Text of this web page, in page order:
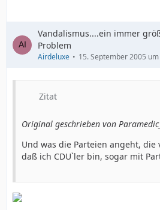
Vandalismus....ein immer
Problem
Airdeluxe 15. September 2005
Zitat
Original geschrieben von
Und was die Parteien angeht, die
daß ich CDU`ler bin, sogar mit